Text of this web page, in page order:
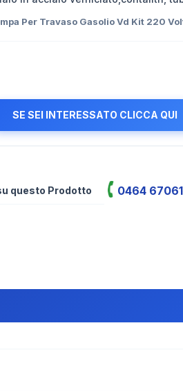
Per Travaso Gasolio Vd Kit 220
SE SEI INTERESSATO CLICCA QUI
questo Prodotto 0464